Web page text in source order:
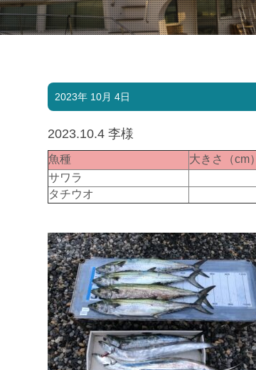
2023年 10月 4日
2023.10.4 李様
魚種 大きさ（cm）
サワラ
タチウオ